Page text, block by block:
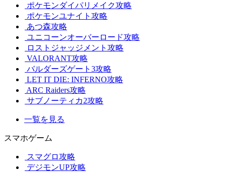
ポケモンダイパリメイク攻略
ポケモンユナイト攻略
あつ森攻略
ユニコーンオーバーロード攻略
ロストジャッジメント攻略
VALORANT攻略
バルダーズゲート3攻略
LET IT DIE: INFERNO攻略
ARC Raiders攻略
サブノーティカ2攻略
一覧を見る
スマホゲーム
スマグロ攻略
デジモンUP攻略